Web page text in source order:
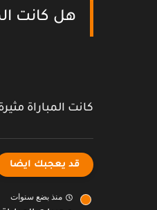
هل كانت
كانت المباراة
قد يعجبك ايضا
منذ بضع سنوات